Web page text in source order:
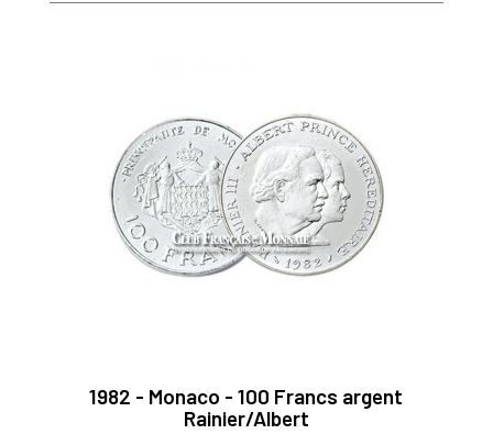
1982 - Monaco - 100 Francs argent
Rainier/Albert